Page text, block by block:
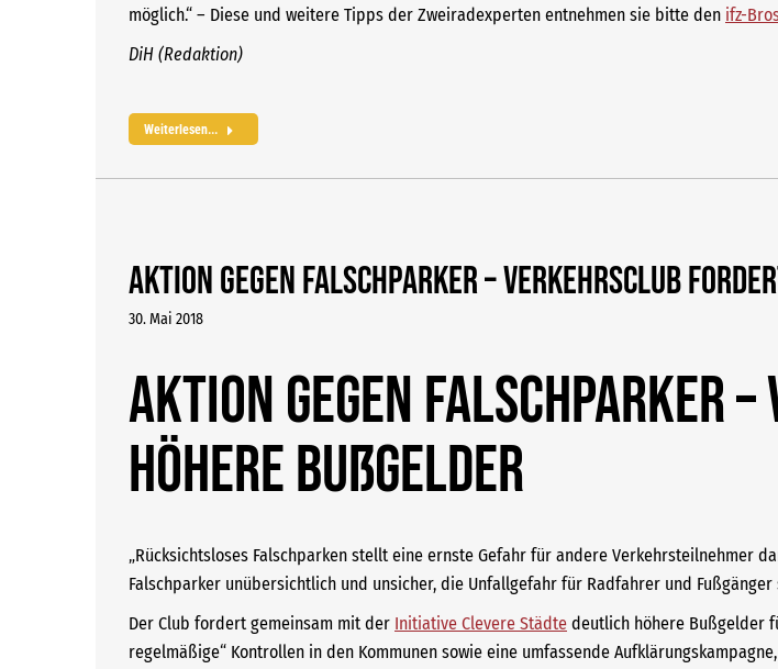
möglich.“ – Diese und weitere Tipps der Zweiradexperten entnehmen sie bitte den ifz-
DiH (Redaktion)
Weiterlesen...
Aktion gegen Falschparker – Verkehrsclub
30. Mai 2018
Aktion gegen Falschparker
höhere Bußgelder
„Rücksichtsloses Falschparken stellt eine ernste Gefahr für andere Verkehrsteilnehmer
Falschparker unübersichtlich und unsicher, die Unfallgefahr für Radfahrer und
Der Club fordert gemeinsam mit der Initiative Clevere Städte deutlich höhere Bußgelder
regelmäßige“ Kontrollen in den Kommunen sowie eine umfassende